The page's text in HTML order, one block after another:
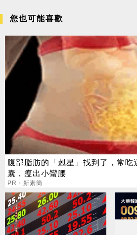
您也可能喜歡
腹部脂肪的「剋星」找到了，常吃
囊，瘦出小蠻腰
PR・新素簡